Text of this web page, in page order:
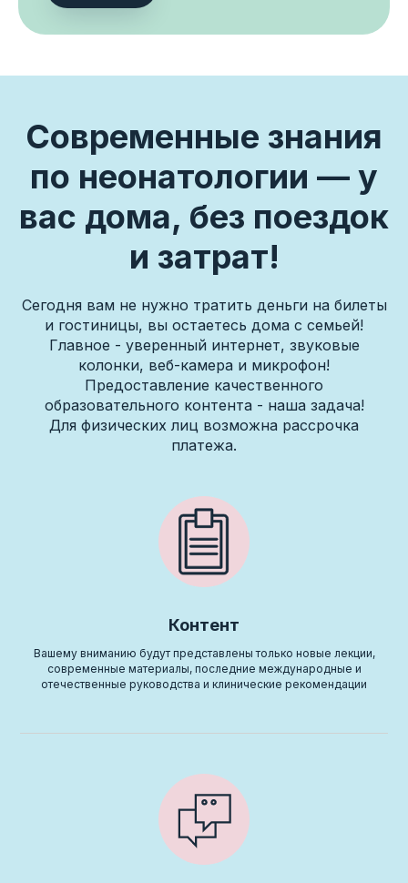
Современные знания
по неонатологии — у
вас дома, без поездок
и затрат!
Сегодня вам не нужно тратить деньги на билеты
и гостиницы, вы остаетесь дома с семьей!
Главное - уверенный интернет, звуковые
колонки, веб-камера и микрофон!
Предоставление качественного
образовательного контента - наша задача!
Для физических лиц возможна рассрочка
платежа.
Контент
Вашему вниманию будут представлены только новые лекции,
современные материалы, последние международные и
отечественные руководства и клинические рекомендации
Оставить заявку
Мы рассматриваем каждый запрос
медицинской организации, образовательного
проекта или региональной службы.
Экспертная поддержка медицинских организаций на всех
этапах развития неонатальной помощи
регионов